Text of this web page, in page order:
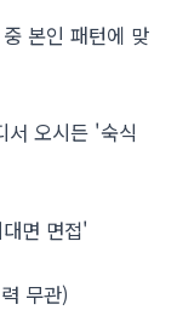
본인 패턴에 맞
서 오시든 '숙식
면 면접'
무관)